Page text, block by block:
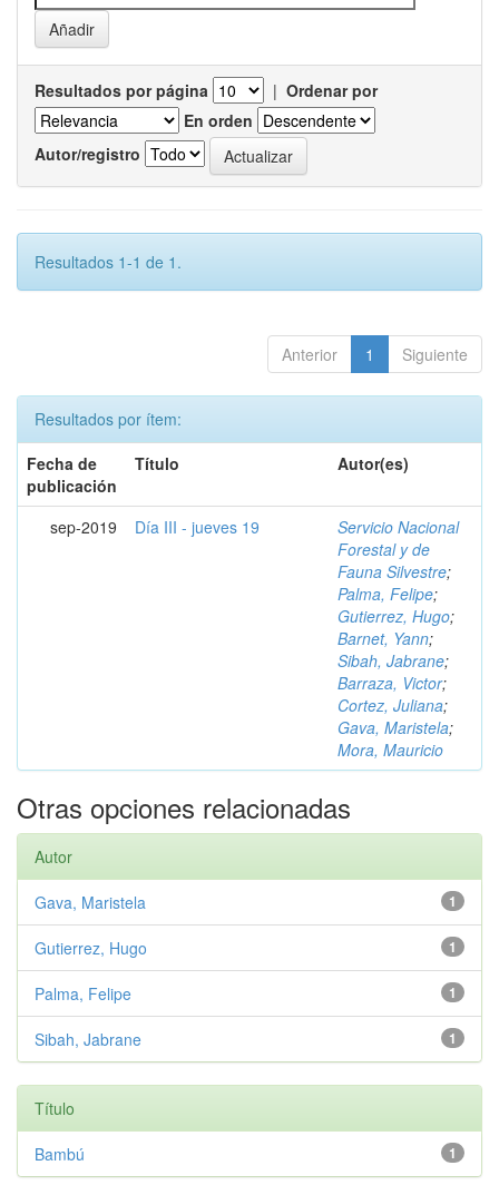
Resultados por página | Ordenar por
En orden
Autor/registro
Resultados 1-1 de 1.
Anterior 1 Siguiente
Resultados por ítem:
Fecha de
publicación
Título Autor(es)
sep-2019 Día III - jueves 19
Servicio Nacional
Forestal y de
Fauna Silvestre;
Palma, Felipe;
Gutierrez, Hugo;
Barnet, Yann;
Sibah, Jabrane;
Barraza, Victor;
Cortez, Juliana;
Gava, Maristela;
Mora, Mauricio
Otras opciones relacionadas
Autor
1
Gava, Maristela
1
Gutierrez, Hugo
1
Palma, Felipe
1
Sibah, Jabrane
Título
1
Bambú